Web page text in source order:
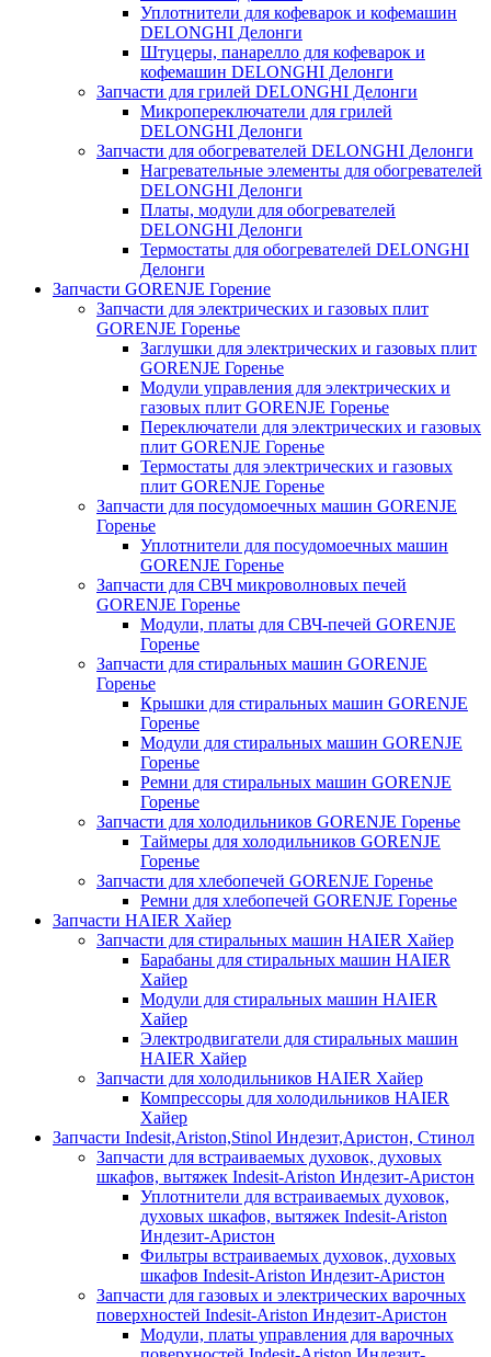
Уплотнители для кофеварок и кофемашин
DELONGHI Делонги
Штуцеры, панарелло для кофеварок и
кофемашин DELONGHI Делонги
Запчасти для грилей DELONGHI Делонги
Микропереключатели для грилей
DELONGHI Делонги
Запчасти для обогревателей DELONGHI Делонги
Нагревательные элементы для обогревателей
DELONGHI Делонги
Платы, модули для обогревателей
DELONGHI Делонги
Термостаты для обогревателей DELONGHI
Делонги
Запчасти GORENJE Горение
Запчасти для электрических и газовых плит
GORENJE Горенье
Заглушки для электрических и газовых плит
GORENJE Горенье
Модули управления для электрических и
газовых плит GORENJE Горенье
Переключатели для электрических и газовых
плит GORENJE Горенье
Термостаты для электрических и газовых
плит GORENJE Горенье
Запчасти для посудомоечных машин GORENJE
Горенье
Уплотнители для посудомоечных машин
GORENJE Горенье
Запчасти для СВЧ микроволновых печей
GORENJE Горенье
Модули, платы для СВЧ-печей GORENJE
Горенье
Запчасти для стиральных машин GORENJE
Горенье
Крышки для стиральных машин GORENJE
Горенье
Модули для стиральных машин GORENJE
Горенье
Ремни для стиральных машин GORENJE
Горенье
Запчасти для холодильников GORENJE Горенье
Таймеры для холодильников GORENJE
Горенье
Запчасти для хлебопечей GORENJE Горенье
Ремни для хлебопечей GORENJE Горенье
Запчасти HAIER Хайер
Запчасти для стиральных машин HAIER Хайер
Барабаны для стиральных машин HAIER
Хайер
Модули для стиральных машин HAIER
Хайер
Электродвигатели для стиральных машин
HAIER Хайер
Запчасти для холодильников HAIER Хайер
Компрессоры для холодильников HAIER
Хайер
Запчасти Indesit,Ariston,Stinol Индезит,Аристон, Стинол
Запчасти для встраиваемых духовок, духовых
шкафов, вытяжек Indesit-Ariston Индезит-Аристон
Уплотнители для встраиваемых духовок,
духовых шкафов, вытяжек Indesit-Ariston
Индезит-Аристон
Фильтры встраиваемых духовок, духовых
шкафов Indesit-Ariston Индезит-Аристон
Запчасти для газовых и электрических варочных
поверхностей Indesit-Ariston Индезит-Аристон
Модули, платы управления для варочных